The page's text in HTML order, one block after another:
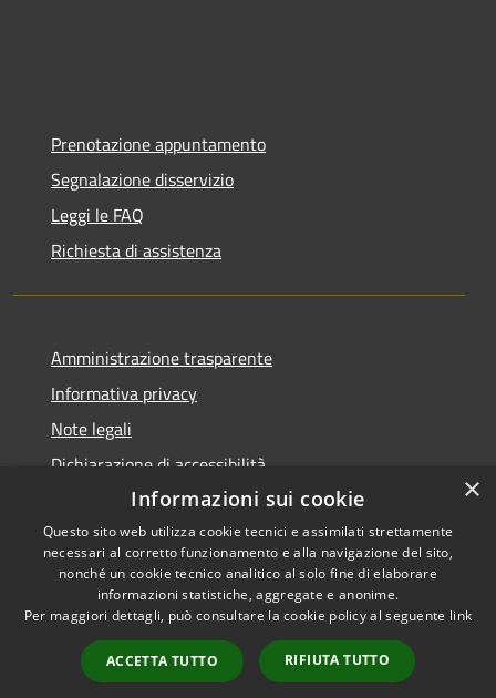
Prenotazione appuntamento
Segnalazione disservizio
Leggi le FAQ
Richiesta di assistenza
Amministrazione trasparente
Informativa privacy
Note legali
Dichiarazione di accessibilità
Accessibilità
Privacy
Mappa del sito
Copyright © 2026 • Comune di
Cerreto Guidi • Powered by
Municipium
Accesso
redazione
×
Informazioni sui cookie
Questo sito web utilizza cookie tecnici e assimilati strettamente
necessari al corretto funzionamento e alla navigazione del sito,
nonché un cookie tecnico analitico al solo fine di elaborare
informazioni statistiche, aggregate e anonime.
Per maggiori dettagli, può consultare la cookie policy al seguente link
ACCETTA TUTTO RIFIUTA TUTTO